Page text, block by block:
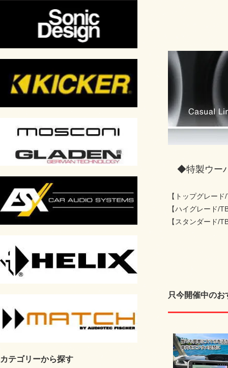
カテゴリーから探す
◆特製ウー
【トップグレー
【ハイグレー
【スタンダード
只今開催中の